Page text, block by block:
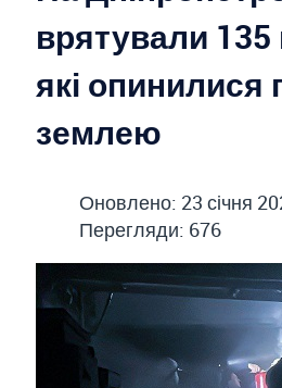
врятували 135
які опинилися
землею
Оновлено: 23 січня
Перегляди: 676